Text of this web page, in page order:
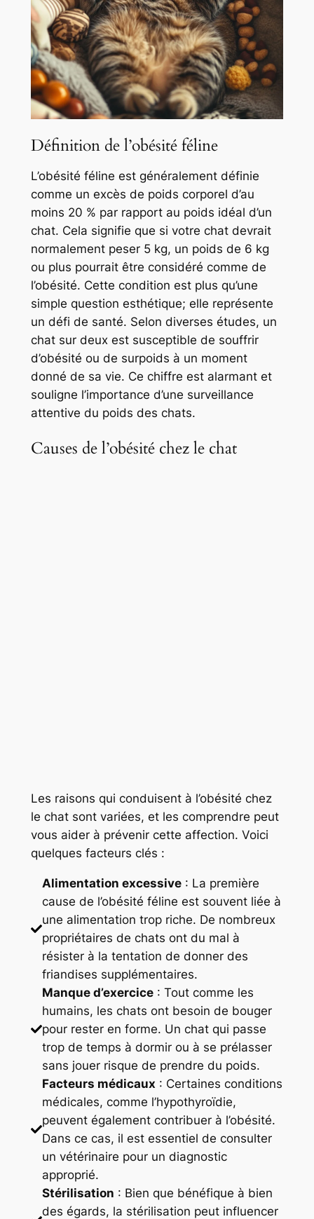
Définition de l’obésité féline
L’obésité féline est généralement définie
comme un excès de poids corporel d’au
moins 20 % par rapport au poids idéal d’un
chat. Cela signifie que si votre chat devrait
normalement peser 5 kg, un poids de 6 kg
ou plus pourrait être considéré comme de
l’obésité. Cette condition est plus qu’une
simple question esthétique; elle représente
un défi de santé. Selon diverses études, un
chat sur deux est susceptible de souffrir
d’obésité ou de surpoids à un moment
donné de sa vie. Ce chiffre est alarmant et
souligne l’importance d’une surveillance
attentive du poids des chats.
Causes de l’obésité chez le chat
Les raisons qui conduisent à l’obésité chez
le chat sont variées, et les comprendre peut
vous aider à prévenir cette affection. Voici
quelques facteurs clés :
Alimentation excessive: La première
cause de l’obésité féline est souvent liée à
une alimentation trop riche. De nombreux
propriétaires de chats ont du mal à
résister à la tentation de donner des
friandises supplémentaires.
Manque d’exercice: Tout comme les
humains, les chats ont besoin de bouger
pour rester en forme. Un chat qui passe
trop de temps à dormir ou à se prélasser
sans jouer risque de prendre du poids.
Facteurs médicaux : Certaines conditions
médicales, comme l’hypothyroïdie,
peuvent également contribuer à l’obésité.
Dans ce cas, il est essentiel de consulter
un vétérinaire pour un diagnostic
approprié.
Stérilisation : Bien que bénéfique à bien
des égards, la stérilisation peut influencer